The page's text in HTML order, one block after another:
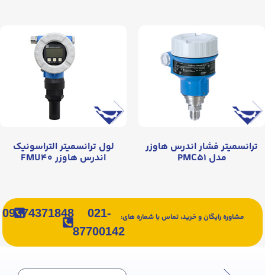
ترانسمیتر فشار اندرس هاوزر
مدل PMC۵۱
لول ترانسمیتر التراسونیک
اندرس هاوزر FMU۴۰
مشاوره رایگان و خرید، تماس با شماره های:
021-
87700142
09374371848